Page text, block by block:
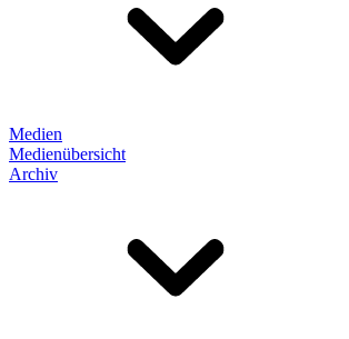
Medien
Medienübersicht
Archiv